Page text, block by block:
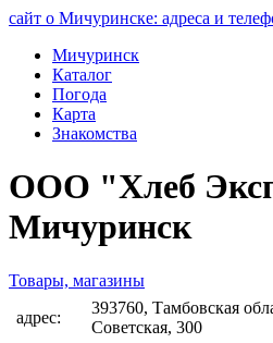
сайт о Мичуринске: адреса и
Мичуринск
Каталог
Погода
Карта
Знакомства
ООО "Хлеб
Мичуринск
Товары, магазины
адрес:
393760, Тамбовская
Советская, 300